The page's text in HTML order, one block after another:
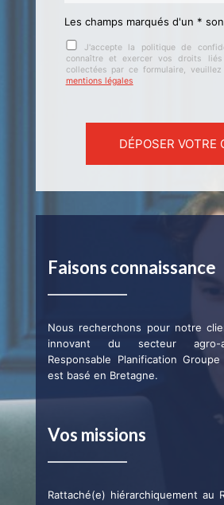
Les champs marqués d'un *
J'accepte la politique de
connaître et exercer vos droits liés
collectées par ce formulaire, veuillez
mentions légales
Veuillez laisser ce champ vide.
Faisons connaissance
Nous recherchons pour notre
innovant du secteur agro-
Responsable Planification
est basé en Bretagne.
Vos missions
Rattaché(e) hiérarchiquement au